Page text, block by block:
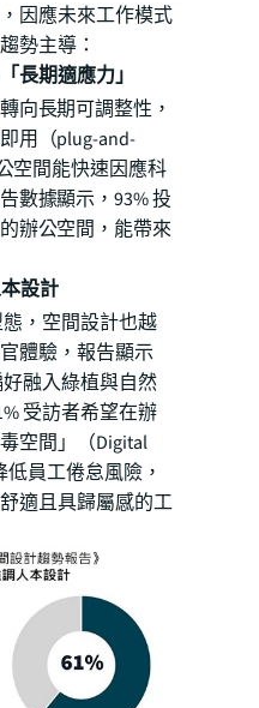
因應未來工作模式
勢主導：
長期適應力」
向長期可調整性，
用（plug-and-
空間能快速因應科
數據顯示，93% 投
辦公空間，能帶來
設計
，空間設計也越
體驗，報告顯示
融入綠植與自然
受訪者希望在辦
空間」（Digital
員工倦怠風險，
適且具歸屬感的工